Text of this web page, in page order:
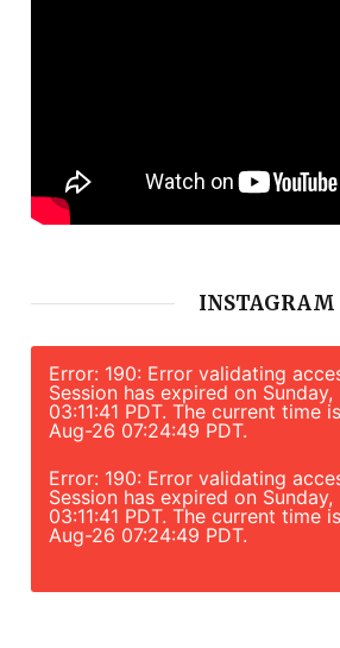
INSTAGRAM
Error: 190: Error validating
Session has expired on
03:11:41 PDT. The current time
Aug-26 07:24:49 PDT.
Error: 190: Error validating
Session has expired on
03:11:41 PDT. The current time
Aug-26 07:24:49 PDT.